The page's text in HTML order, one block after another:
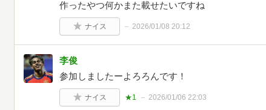
作ったやつ何かまた載せたいですね
ナイス 2026/01/08 20:12
李俊
参加しましたーよろろんです！
ナイス ★1 2026/01/06 22:03